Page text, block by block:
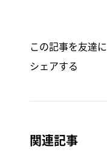
この記事を友達に
シェアする
関連記事